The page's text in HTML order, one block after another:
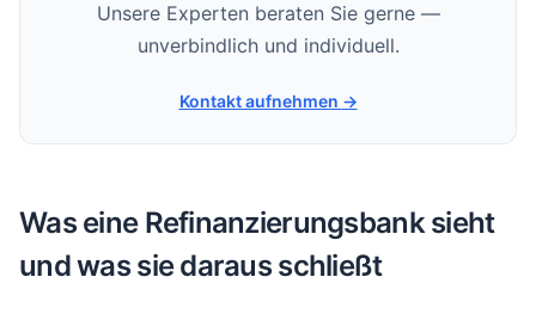
Unsere Experten beraten Sie gerne —
unverbindlich und individuell.
Kontakt aufnehmen →
Was eine Refinanzierungsbank sieht
und was sie daraus schließt